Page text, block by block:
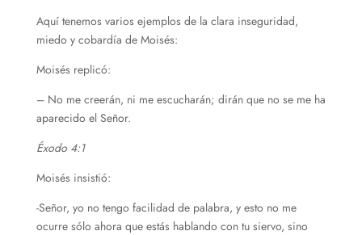
Aquí tenemos varios ejemplos de la clara inseguridad,
miedo y cobardía de Moisés:
Moisés replicó:
– No me creerán, ni me escucharán; dirán que no se me ha
aparecido el Señor.
Éxodo 4:1
Moisés insistió:
-Señor, yo no tengo facilidad de palabra, y esto no me
ocurre sólo ahora que estás hablando con tu siervo, sino